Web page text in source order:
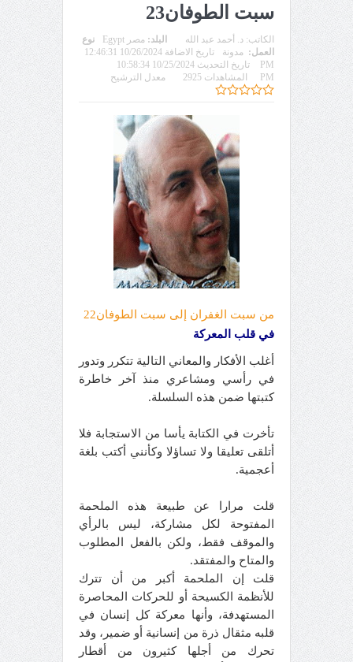
سبت الطوفان23
الكاتب: د. أحمد عبد الله البلد: مصر Egypt
نوع
العمل: مدونة
تاريخ الاضافة 10/26/2024 12:46:31
PM
تاريخ التحديث 10/25/2024 10:58:34
PM
المشاهدات 2925 معدل الترشيح
من سبت الغفران إلى سبت الطوفان22
في قلب المعركة
أغلب الأفكار والمعاني التالية تتكرر وتدور
في رأسي ومشاعري منذ آخر خاطرة
كتبتها ضمن هذه السلسلة.
تأخرت في الكتابة يأسا من الاستجابة فلا
أتلقى تعليقا ولا تساؤلا وكأنني أكتب بلغة
أعجمية.
قلت مرارا عن طبيعة هذه الملحمة
المفتوحة لكل مشاركة، ليس بالرأي
والموقف فقط، ولكن بالفعل المطلوب
والمتاح والمفتقد.
قلت إن الملحمة أكبر من أن تترك
للأنظمة الكسيحة أو للحركات المحاصرة
المستهدفة، وأنها معركة كل إنسان في
قلبه مثقال ذرة من إنسانية أو ضمير، وقد
تحرك من أجلها كثيرون من أقطار